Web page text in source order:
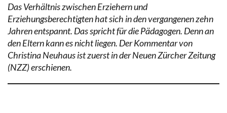
Das Verhältnis zwischen Erziehern und
Erziehungsberechtigten hat sich in den vergangenen zehn
Jahren entspannt. Das spricht für die Pädagogen. Denn an
den Eltern kann es nicht liegen. Der Kommentar von
Christina Neuhaus ist zuerst in der Neuen Zürcher Zeitung
(NZZ) erschienen.